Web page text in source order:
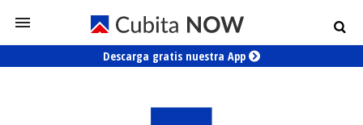
Descarga gratis nuestra App